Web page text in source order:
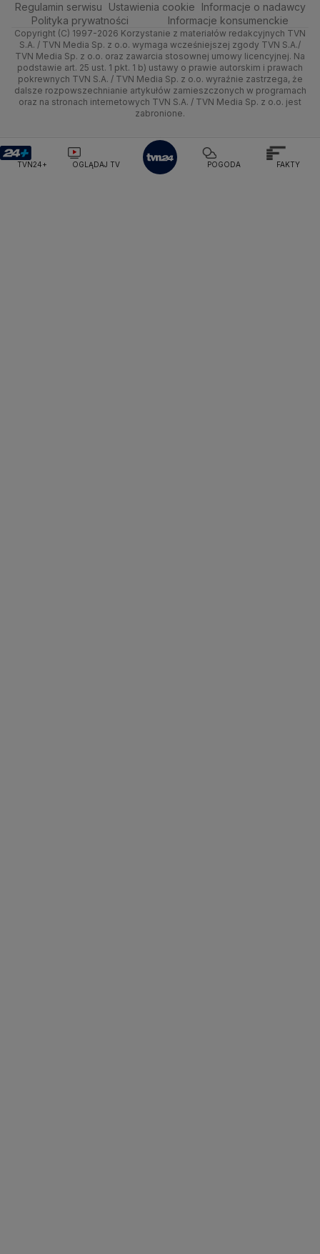
Rembertów
Śródmieście
Targówek
Ursus
Wawer
Quizy
Kujawsko-pomorskie
Lublin
Lubuskie
Olsztyn
Rzeszów
Handel
Ze świata
Tech
Moto
Turystyka
Polska
Prognoza
Świat
Nauka
Podróże
Sporty zimowe
Lekkoatletyka
Siatkówka
F1
Polityka
Zdrowie
Tech
Nauka
Wyślij zgłoszenie
Dzień Dobry TVN
Uwaga TVN
HGTV
TVN Turbo
TVN7
Centrum pomocy
Test zgodności
Oglądaj na TV
Zrealizuj voucher
Regulamin serwisu Ustawienia cookie
Informacje o nadawcy
Polityka prywatności
Informacje konsumenckie
Copyright (C) 1997-2026 Korzystanie z materiałów redakcyjnych TVN
S.A. / TVN Media Sp. z o.o. wymaga wcześniejszej zgody TVN S.A./
TVN Media Sp. z o.o. oraz zawarcia stosownej umowy licencyjnej. Na
podstawie art. 25 ust. 1 pkt. 1 b) ustawy o prawie autorskim i prawach
pokrewnych TVN S.A. / TVN Media Sp. z o.o. wyraźnie zastrzega, że
dalsze rozpowszechnianie artykułów zamieszczonych w programach
oraz na stronach internetowych TVN S.A. / TVN Media Sp. z o.o. jest
zabronione.
TVN24+ OGLĄDAJ TV POGODA FAKTY